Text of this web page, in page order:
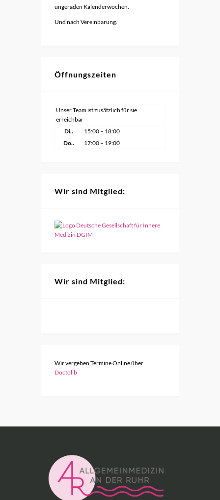
ungeraden Kalenderwochen.
Und nach Vereinbarung.
Öffnungszeiten
Unser Team ist zusätzlich für sie
erreichbar
Di..
15:00 – 18:00
Do..
17:00 – 19:00
Wir sind Mitglied:
Wir sind Mitglied:
Wir vergeben Termine Online über
Doctolib